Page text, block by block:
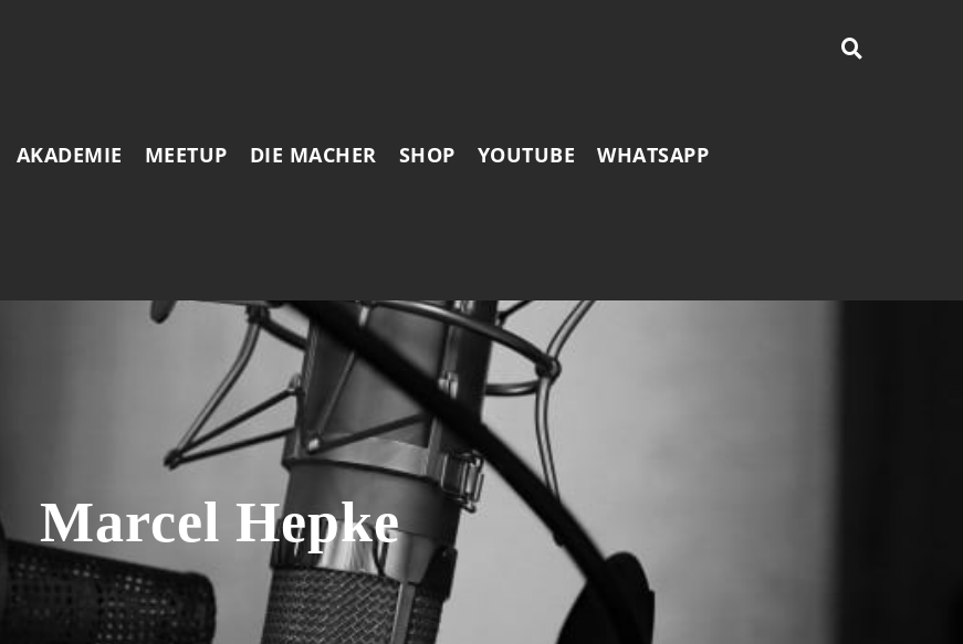
AKADEMIE MEETUP DIE MACHER SHOP YOUTUBE WHATSAPP
Marcel Hepke